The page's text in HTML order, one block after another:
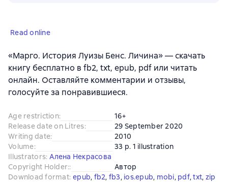
Read online
«Марго. История Луизы Бенс. Личина» — скачать
книгу бесплатно в fb2, txt, epub, pdf или читать
онлайн. Оставляйте комментарии и отзывы,
голосуйте за понравившиеся.
Age restriction:
16+
Release date on Litres:
29 September 2020
Writing date:
2010
Volume:
33 p. 1 illustration
Illustrators: Алена Некрасова
Copyright Holder::
Автор
Download format: epub, fb2, fb3, ios.epub, mobi, pdf, txt, zip